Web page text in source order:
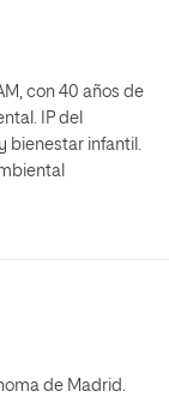
con 40 años de
IP del
bienestar infantil.
de Madrid.